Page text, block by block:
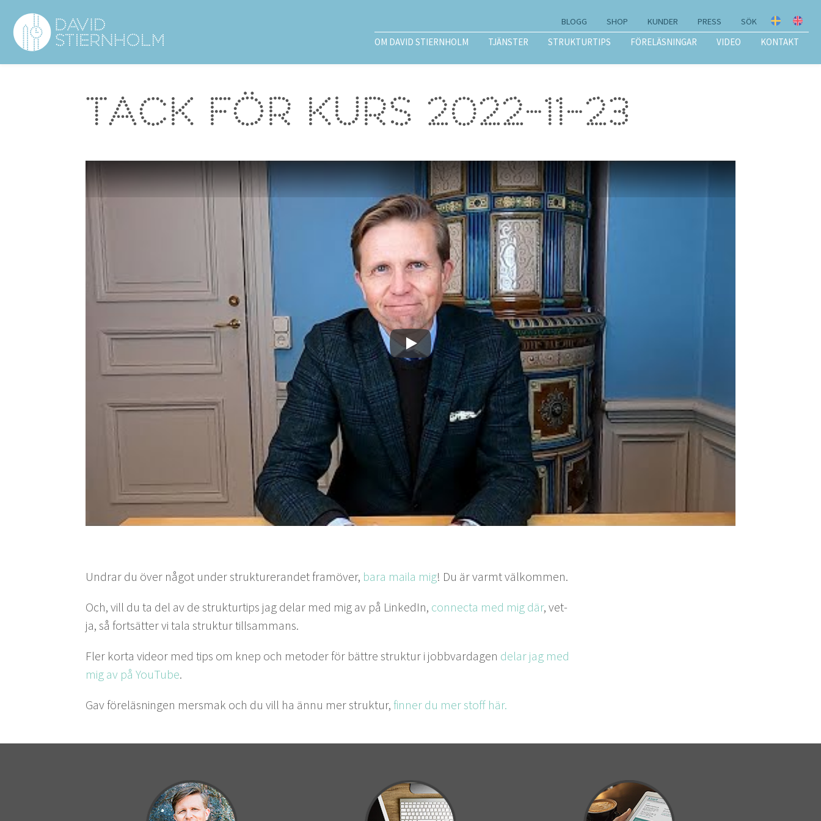
Sidhuvud
Navigering OM DAVID STIERNHOLM TJÄNSTER STRUKTURTIPS FÖRELÄSNINGAR VIDEO KONTAKT
BLOGG SHOP KUNDER PRESS SÖK
Tack för kurs 2022-11-23
Spela upp
Undrar du över något under struk­tureran­det framöver, bara maila mig! Du är varmt välkommen.
Och, vill du ta del av de struk­tur­tips jag delar med mig av på LinkedIn, con­nec­ta med mig där, vet­
ja, så fort­sät­ter vi tala struk­tur tillsammans.
Fler kor­ta vide­or med tips om knep och metoder för bät­tre struk­tur i job­b­varda­gen delar jag med
mig av på YouTube.
Gav föreläs­nin­gen mers­mak och du vill ha ännu mer struk­tur, finner du mer stoff här.